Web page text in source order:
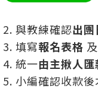
2. 與教練確認出團
3. 填寫報名表格 及
4. 統一由主揪人匯
5. 小編確認收款後